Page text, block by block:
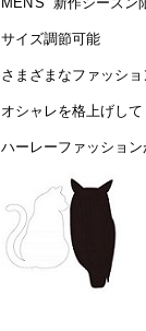
サイズ調節可能
さまざまなファッシ
オシャレを格上げして
ハーレーファッショ